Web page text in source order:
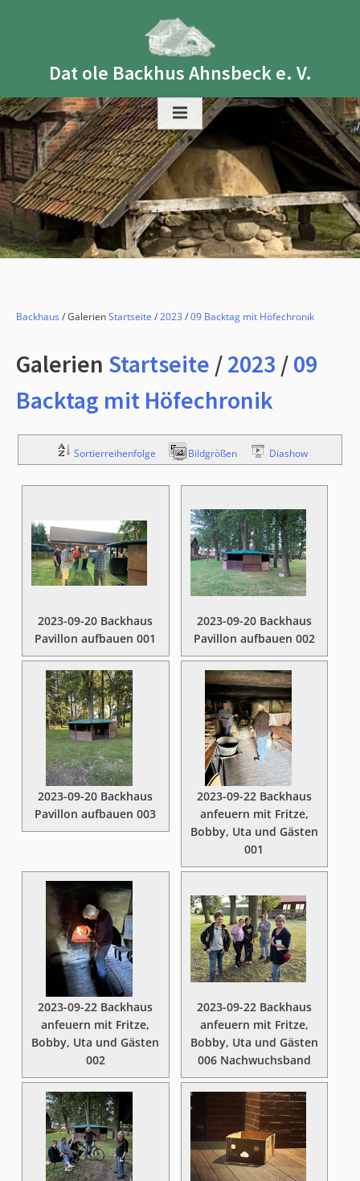
Dat ole Backhus Ahnsbeck e. V.
Backhaus/ GalerienStartseite /2023 /09 Backtag mit Höfechronik
Galerien Startseite /2023 /09
Backtag mit Höfechronik
Sortierreihenfolge Bildgrößen Diashow
2023-09-20 Backhaus
Pavillon aufbauen 001
2023-09-20 Backhaus
Pavillon aufbauen 002
2023-09-20 Backhaus
Pavillon aufbauen 003
2023-09-22 Backhaus
anfeuern mit Fritze,
Bobby, Uta und Gästen
001
2023-09-22 Backhaus
anfeuern mit Fritze,
Bobby, Uta und Gästen
002
2023-09-22 Backhaus
anfeuern mit Fritze,
Bobby, Uta und Gästen
006 Nachwuchsband